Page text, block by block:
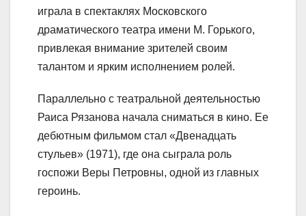
играла в спектаклях Московского
драматического театра имени М. Горького,
привлекая внимание зрителей своим
талантом и ярким исполнением ролей.
Параллельно с театральной деятельностью
Раиса Рязанова начала сниматься в кино. Ее
дебютным фильмом стал «Двенадцать
стульев» (1971), где она сыграла роль
госпожи Веры Петровны, одной из главных
героинь.